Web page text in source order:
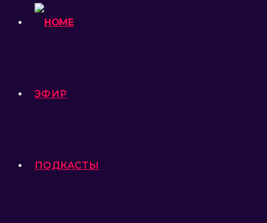
ЭФИР
ПОДКАСТЫ